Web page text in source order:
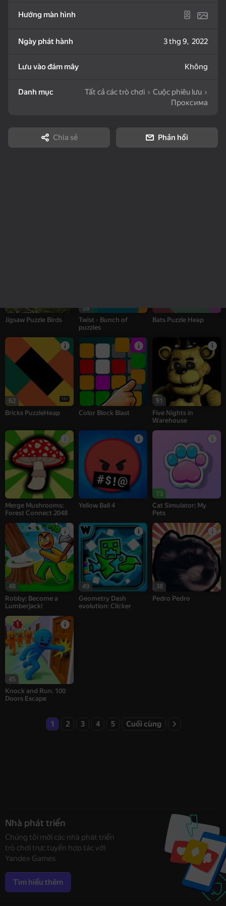
Look into the phone
Block Puzzle Color
Hidden Objects: Island
Boats - Bunch of
puzzles
Jigsaw Puzzle Birds
59
Twist - Bunch of
puzzles
Bats Puzzle Heap
62 16+
Bricks PuzzleHeap Color Block Blast
51
Five Nights in
Warehouse
Merge Mushrooms:
Forest Connect 2048
Yellow Ball 4
73
Cat Simulator: My
Pets
48
Robby: Become a
Lumberjack!
49
Geometry Dash
evolution: Clicker
38
Pedro Pedro
45
Knock and Run. 100
Doors Escape
1 2 3 4 5 Cuối cùng
Nhà phát triển
Chúng tôi mời các nhà phát triển
trò chơi trực tuyến hợp tác với
Yandex Games
Tìm hiểu thêm
Hướng màn hình
Ngày phát hành 3 thg 9, 2022
Lưu vào đám mây Không
Danh mục Tất cả các trò chơi
Cuộc phiêu lưu
Проксима
Chia sẻ Phản hồi